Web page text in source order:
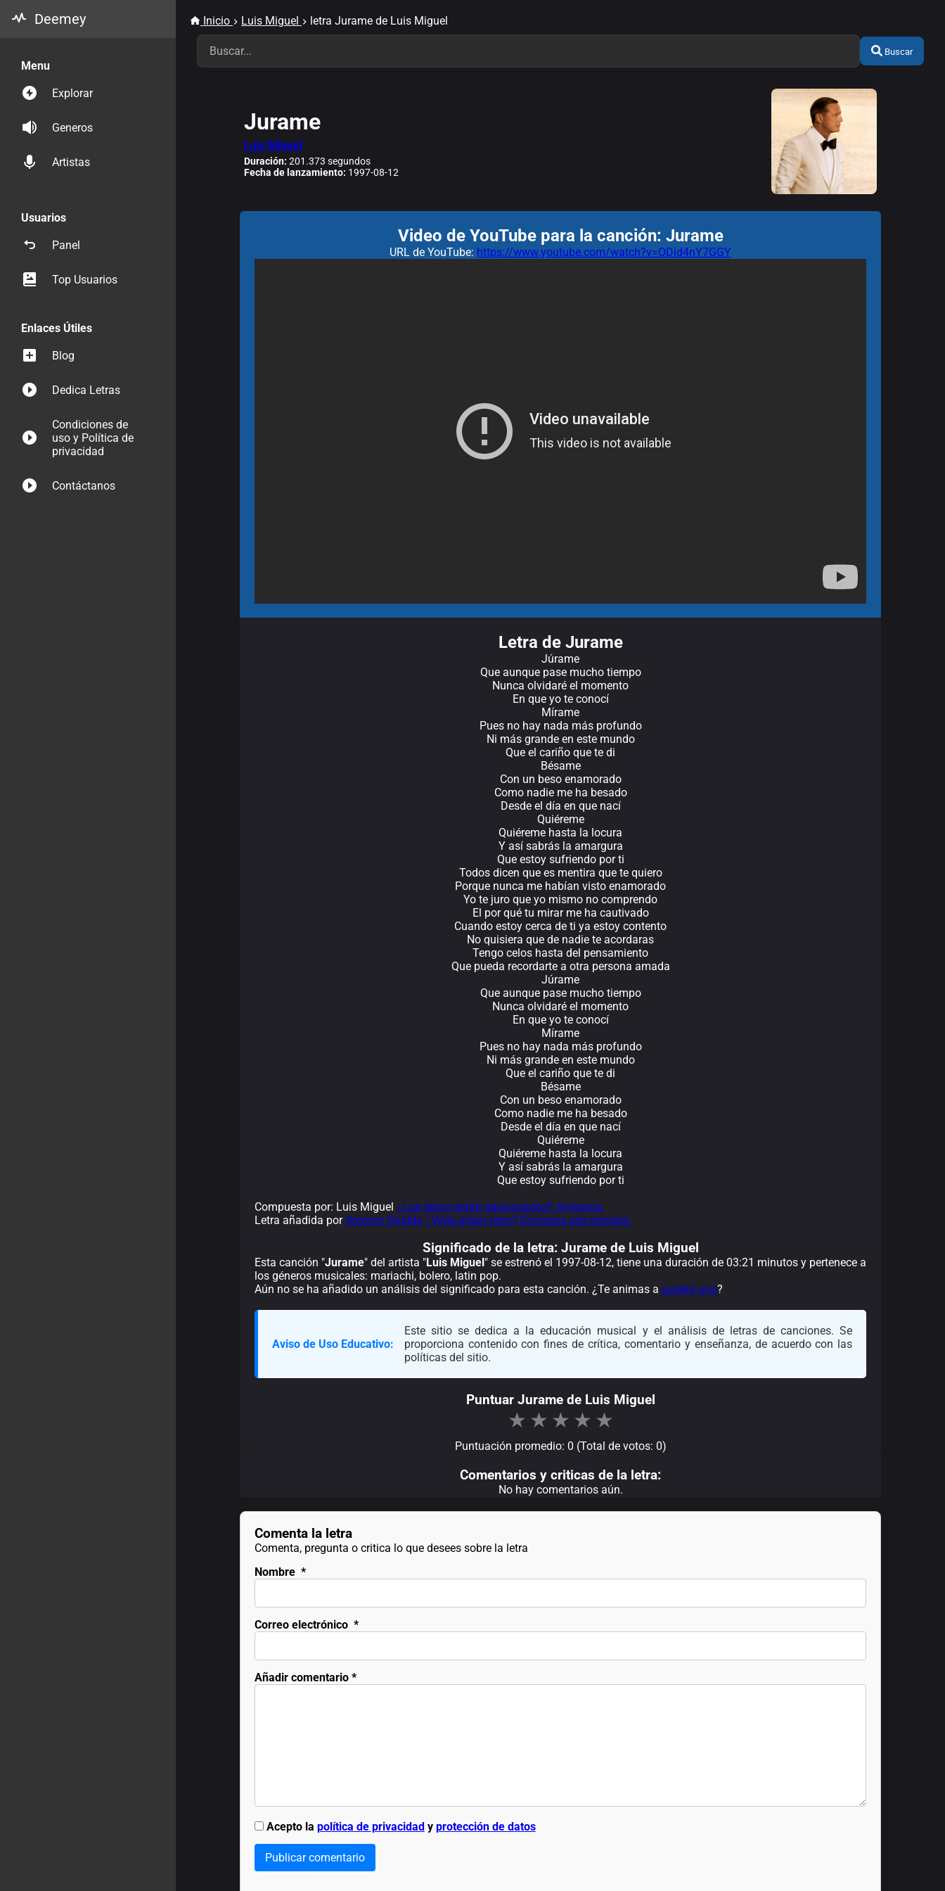
Deemey
Menu
Explorar
Generos
Artistas
Usuarios
Panel
Top Usuarios
Enlaces Útiles
Blog
Dedica Letras
Condiciones de
uso y Política de
privacidad
Contáctanos
Inicio Luis Miguel letra Jurame de Luis Miguel
Buscar
Jurame
Luis Miguel
Duración: 201.373 segundos
Fecha de lanzamiento: 1997-08-12
Video de YouTube para la canción: Jurame
URL de YouTube: https://www.youtube.com/watch?v=ODid4nY7GGY
Letra de Jurame
Júrame
Que aunque pase mucho tiempo
Nunca olvidaré el momento
En que yo te conocí
Mírame
Pues no hay nada más profundo
Ni más grande en este mundo
Que el cariño que te di
Bésame
Con un beso enamorado
Como nadie me ha besado
Desde el día en que nací
Quiéreme
Quiéreme hasta la locura
Y así sabrás la amargura
Que estoy sufriendo por ti
Todos dicen que es mentira que te quiero
Porque nunca me habían visto enamorado
Yo te juro que yo mismo no comprendo
El por qué tu mirar me ha cautivado
Cuando estoy cerca de ti ya estoy contento
No quisiera que de nadie te acordaras
Tengo celos hasta del pensamiento
Que pueda recordarte a otra persona amada
Júrame
Que aunque pase mucho tiempo
Nunca olvidaré el momento
En que yo te conocí
Mírame
Pues no hay nada más profundo
Ni más grande en este mundo
Que el cariño que te di
Bésame
Con un beso enamorado
Como nadie me ha besado
Desde el día en que nací
Quiéreme
Quiéreme hasta la locura
Y así sabrás la amargura
Que estoy sufriendo por ti
Compuesta por: Luis Miguel ¿Los datos están equivocados? Avísanos.
Letra añadida porAntonio Giraldo ¿Viste algún error? Envíanos una revisión.
Significado de la letra: Jurame de Luis Miguel
Esta canción "Jurame" del artista "Luis Miguel" se estrenó el 1997-08-12, tiene una duración de 03:21 minutos y pertenece a
los géneros musicales: mariachi, bolero, latin pop.
Aún no se ha añadido un análisis del significado para esta canción. ¿Te animas a sugerir uno?
Aviso de Uso Educativo:
Este sitio se dedica a la educación musical y el análisis de letras de canciones. Se
proporciona contenido con fines de crítica, comentario y enseñanza, de acuerdo con las
políticas del sitio.
Puntuar Jurame de Luis Miguel
★ ★ ★ ★ ★
Puntuación promedio: 0 (Total de votos: 0)
Comentarios y criticas de la letra:
No hay comentarios aún.
Comenta la letra
Comenta, pregunta o critica lo que desees sobre la letra
Nombre *
Correo electrónico *
Añadir comentario*
Acepto la política de privacidady protección de datos
Publicar comentario